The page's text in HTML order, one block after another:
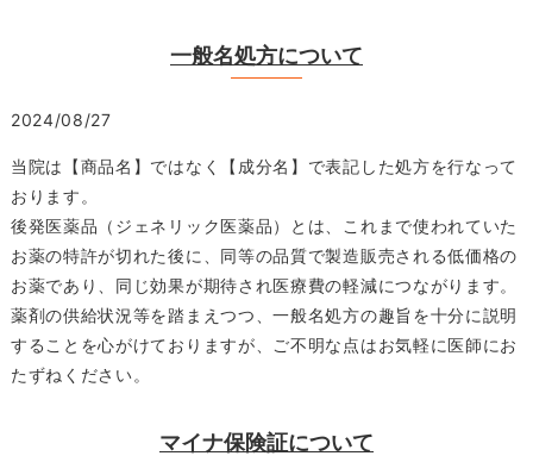
一般名処方について
2024/08/27
当院は【商品名】ではなく【成分名】で表記した処方を行なって
おります。
後発医薬品（ジェネリック医薬品）とは、これまで使われていた
お薬の特許が切れた後に、同等の品質で製造販売される低価格の
お薬であり、同じ効果が期待され医療費の軽減につながります。
薬剤の供給状況等を踏まえつつ、一般名処方の趣旨を十分に説明
することを心がけておりますが、ご不明な点はお気軽に医師にお
たずねください。
マイナ保険証について